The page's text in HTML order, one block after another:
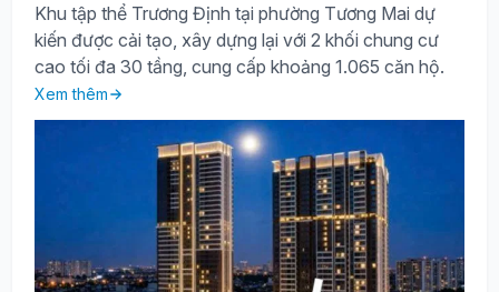
Khu tập thể Trương Định tại phường Tương Mai dự
kiến được cải tạo, xây dựng lại với 2 khối chung cư
cao tối đa 30 tầng, cung cấp khoảng 1.065 căn hộ.
Xem thêm